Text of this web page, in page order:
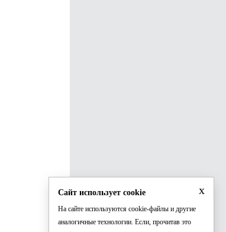
x
Сайт использует cookie
На сайте используются cookie-файлы и другие
аналогичные технологии. Если, прочитав это